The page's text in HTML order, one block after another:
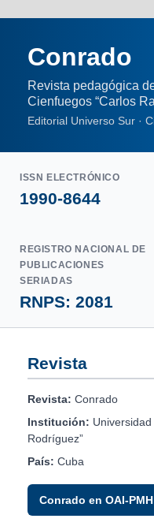
Conrado
Revista pedagógica
Cienfuegos “Carlos
Editorial Universo Sur ·
ISSN ELECTRÓNICO
1990-8644
REGISTRO NACIONAL DE
PUBLICACIONES
SERIADAS
RNPS: 2081
Revista
Revista: Conrado
Institución:
Rodríguez”
País: Cuba
Conrado en OAI-PMH